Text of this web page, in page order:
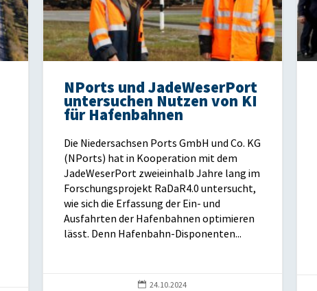
NPorts und JadeWeserPort
untersuchen Nutzen von KI
für Hafenbahnen
Die Niedersachsen Ports GmbH und Co. KG
(NPorts) hat in Kooperation mit dem
JadeWeserPort zweieinhalb Jahre lang im
Forschungsprojekt RaDaR4.0 untersucht,
wie sich die Erfassung der Ein- und
Ausfahrten der Hafenbahnen optimieren
lässt. Denn Hafenbahn-Disponenten...
 24.10.2024